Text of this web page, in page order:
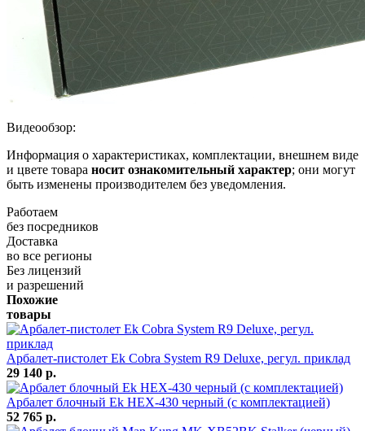
Видеообзор:
Информация о характеристиках, комплектации, внешнем виде
и цвете товара носит ознакомительный характер; они могут
быть изменены производителем без уведомления.
Работаем
без посредников
Доставка
во все регионы
Без лицензий
и разрешений
Похожие
товары
Арбалет-пистолет Ek Cobra System R9 Deluxe, регул. приклад
29 140 р.
Арбалет блочный Ek HEX-430 черный (c комплектацией)
52 765 р.